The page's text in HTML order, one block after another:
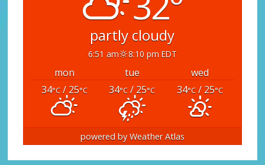
partly cloudy
6:51 am 8:10 pm EDT
mon tue
wed
34°C/ 25°C 34°C / 25°C 34°C / 25°C
powered by Weather Atlas